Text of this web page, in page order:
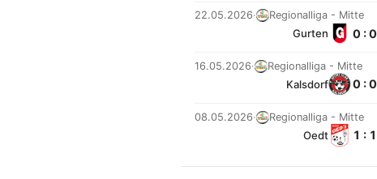
22.05.2026· Regionalliga - Mitte
Gurten 0 : 0
16.05.2026· Regionalliga - Mitte
Kalsdorf 0 : 0
08.05.2026· Regionalliga - Mitte
Oedt 1 : 1